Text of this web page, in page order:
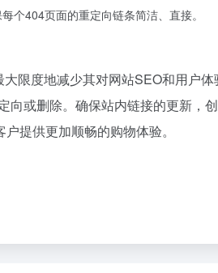
个404页面的重定向链条简洁、直接。
限度地减少其对网站SEO和用户体
向或删除。确保站内链接的更新，
提供更加顺畅的购物体验。